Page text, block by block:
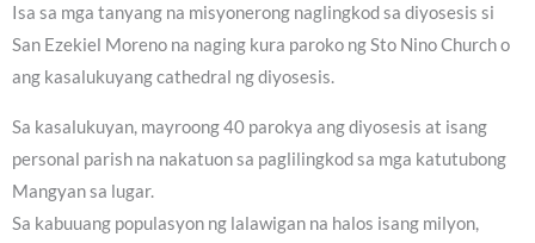
Isa sa mga tanyang na misyonerong naglingkod sa diyosesis si
San Ezekiel Moreno na naging kura paroko ng Sto Nino Church o
ang kasalukuyang cathedral ng diyosesis.
Sa kasalukuyan, mayroong 40 parokya ang diyosesis at isang
personal parish na nakatuon sa paglilingkod sa mga katutubong
Mangyan sa lugar.
Sa kabuuang populasyon ng lalawigan na halos isang milyon,